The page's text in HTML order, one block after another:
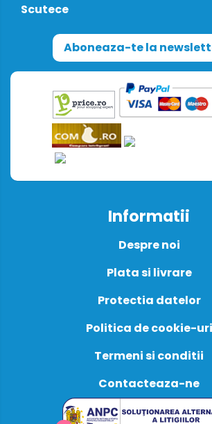
Scutece
Aboneaza-te la
Informatii
Despre noi
Plata si livrare
Protectia datelor
Politica de cookie-uri
Termeni si conditii
Contacteaza-ne